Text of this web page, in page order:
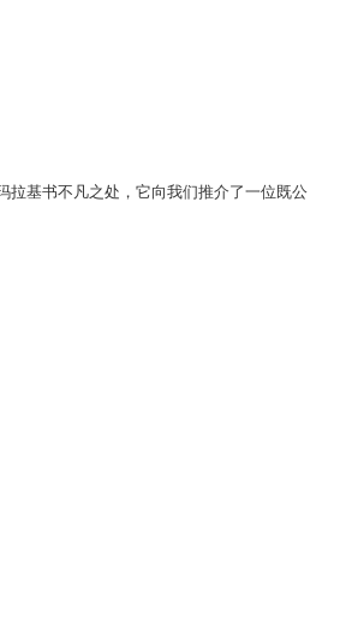
拉基书不凡之处，它向我们推介了一位既公